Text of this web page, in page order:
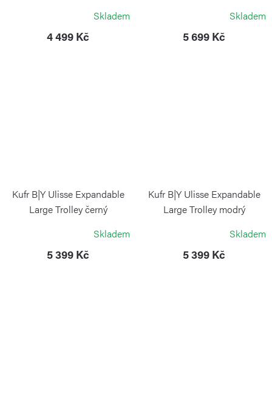
Skladem
4 499 Kč
Skladem
5 699 Kč
Kufr B|Y Ulisse Expandable
Large Trolley černý
Skladem
5 399 Kč
Kufr B|Y Ulisse Expandable
Large Trolley modrý
Skladem
5 399 Kč